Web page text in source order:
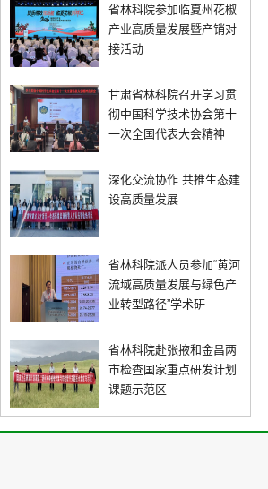
省林科院参加临夏州花椒
产业高质量发展暨产销对
接活动
甘肃省林科院召开学习贯
彻中国科学技术协会第十
一次全国代表大会精神
深化交流协作 共推生态建
设高质量发展
省林科院派人员参加“黄河
流域高质量发展与绿色产
业转型路径”学术研
省林科院赴张掖和金昌两
市检查国家重点研发计划
课题示范区